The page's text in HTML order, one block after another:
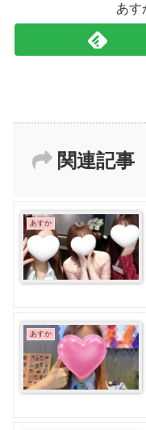
あす
関連記事
あすか
あすか